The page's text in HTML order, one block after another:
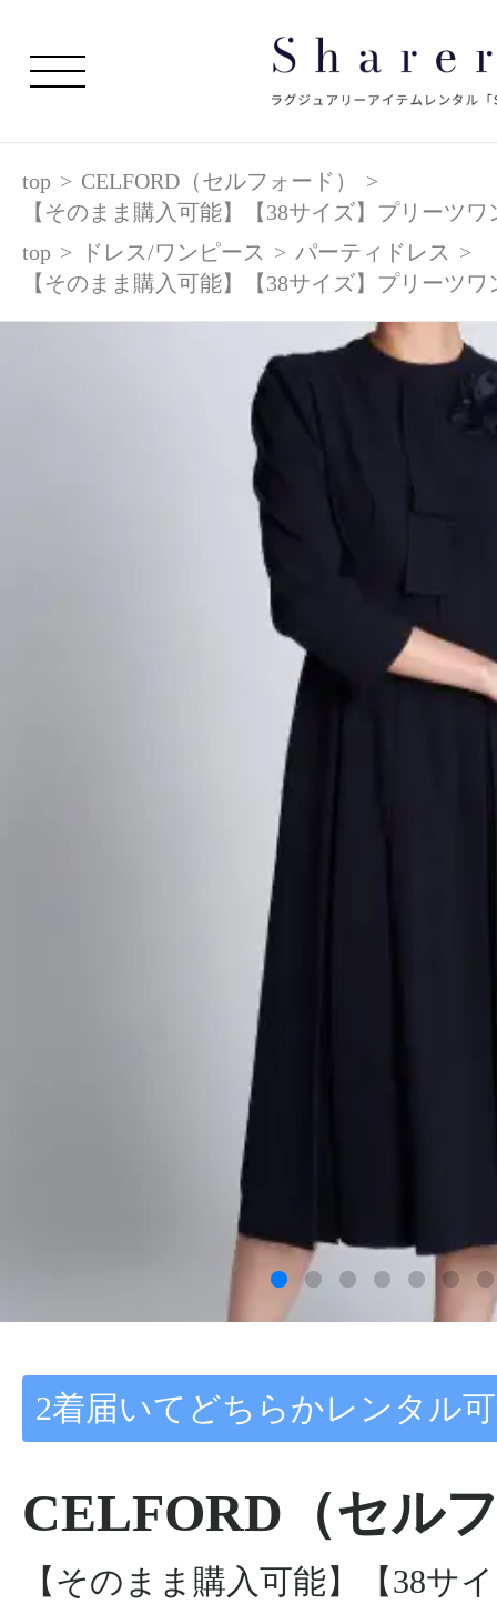
top > CELFORD（セルフォード）
>
【そのまま購入可能】【38サイズ】プリーツワ
top > ドレス/ワンピース > パーティドレス >
【そのまま購入可能】【38サイズ】プリーツワ
2着届いてどちらかレンタル
CELFORD（セル
【そのまま購入可能】【38サ